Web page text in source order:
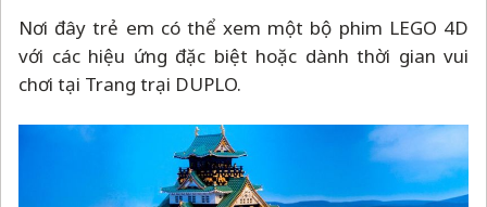
Nơi đây trẻ em có thể xem một bộ phim LEGO 4D
với các hiệu ứng đặc biệt hoặc dành thời gian vui
chơi tại Trang trại DUPLO.